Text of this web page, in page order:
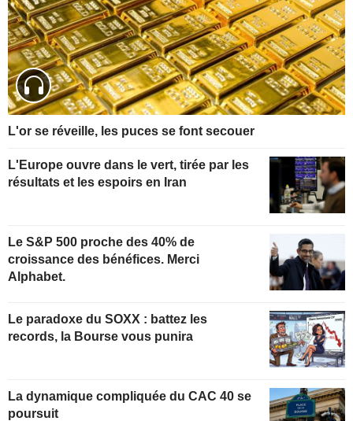
L'or se réveille, les puces se font secouer
L'Europe ouvre dans le vert, tirée par les
résultats et les espoirs en Iran
Le S&P 500 proche des 40% de
croissance des bénéfices. Merci
Alphabet.
Le paradoxe du SOXX : battez les
records, la Bourse vous punira
La dynamique compliquée du CAC 40 se
poursuit